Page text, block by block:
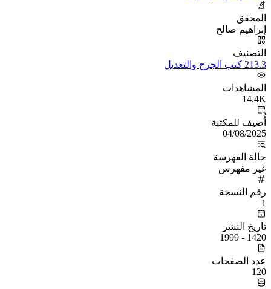
المحقق
إبراهيم صالح
التصنيف
213.3 كتب الجرح والتعديل
المشاهدات
14.4K
أُضيف للمكتبة
04/08/2025
حالة الفهرسة
غير مفهرس
رقم النسخة
1
تاريخ النشر
1420 - 1999
عدد الصفحات
120